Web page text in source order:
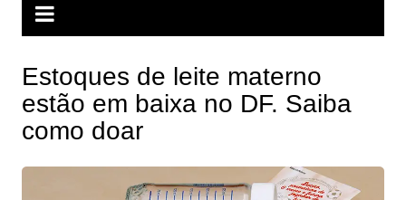
Estoques de leite materno
estão em baixa no DF. Saiba
como doar